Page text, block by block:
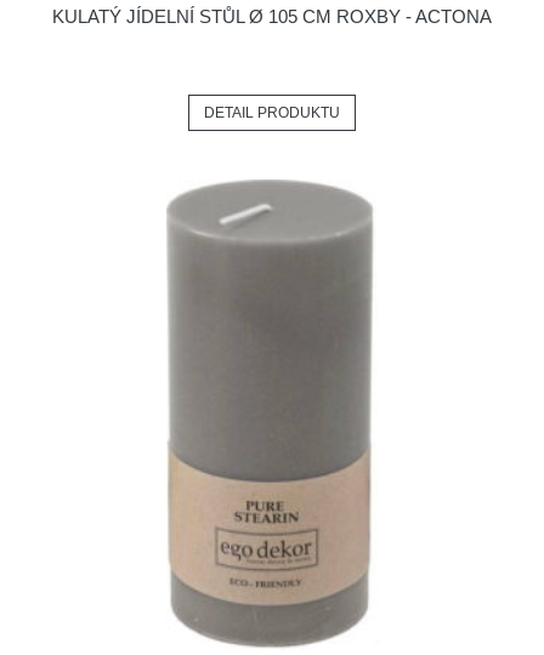
KULATÝ JÍDELNÍ STŮL Ø 105 CM ROXBY - ACTONA
DETAIL PRODUKTU